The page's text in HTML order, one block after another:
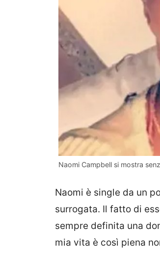
Naomi Campbell si mostra
Naomi è single da un
surrogata. Il fatto di
sempre definita una
mia vita è così piena